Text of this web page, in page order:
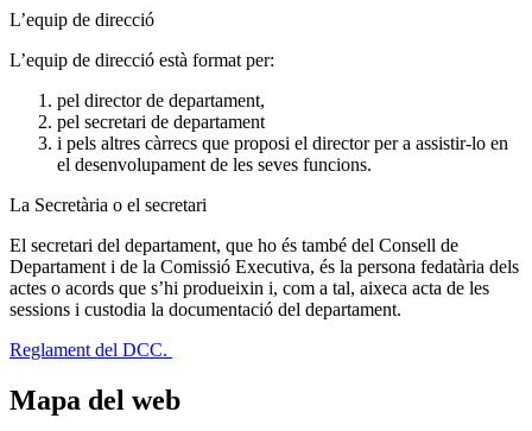
L’equip de direcció
L’equip de direcció està format per:
pel director de departament,
pel secretari de departament
i pels altres càrrecs que proposi el director per a assistir-lo en
el desenvolupament de les seves funcions.
La Secretària o el secretari
El secretari del departament, que ho és també del Consell de
Departament i de la Comissió Executiva, és la persona fedatària dels
actes o acords que s’hi produeixin i, com a tal, aixeca acta de les
sessions i custodia la documentació del departament.
Reglament del DCC.
Mapa del web